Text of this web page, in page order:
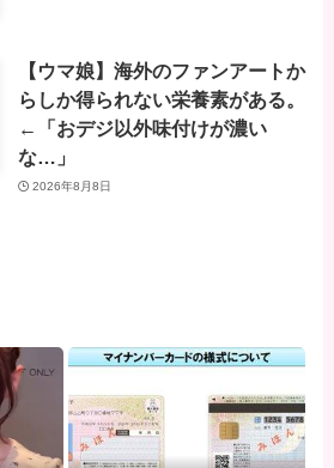
【ウマ娘】海外のファンアートか
らしか得られない栄養素がある。
←「おデジ以外味付けが濃い
な…」
2026年8月8日